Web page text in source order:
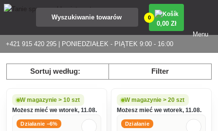
+421 915 420 295 | PONIEDZIAŁEK - PIĄTEK 9:00 - 16:00
0
0,00 Zł
Menu
Sortuj według: Filter
W magazynie > 10 szt
Możesz mieć we wtorek, 11.08.
Działanie −6%
W magazynie > 20 szt
Możesz mieć we wtorek, 11.08.
Działanie